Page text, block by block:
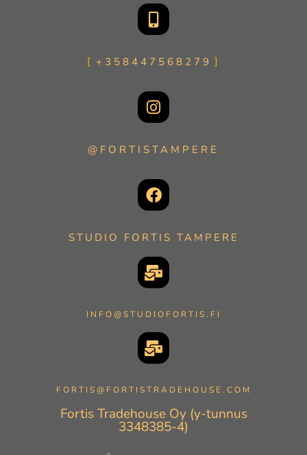
+358447568279
@FORTISTAMPERE
STUDIO FORTIS TAMPERE
INFO@STUDIOFORTIS.FI
FORTIS@FORTISTRADEHOUSE.COM
Fortis Tradehouse Oy (y-tunnus
3348385-4)